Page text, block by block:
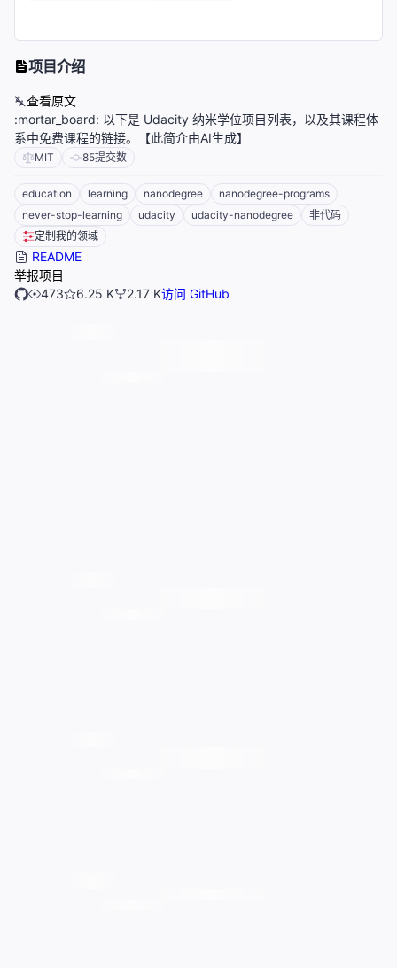
项目介绍
查看原文
:mortar_board: 以下是 Udacity 纳米学位项目列表，以及其课程体
系中免费课程的链接。【此简介由AI生成】
MIT 85提交数
education learning nanodegree
nanodegree-programs
never-stop-learning
udacity udacity-nanodegree
非代码
定制我的领域
README
举报项目
473
6.25 K 2.17 K访问 GitHub